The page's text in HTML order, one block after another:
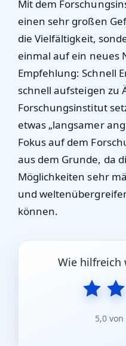
Mit dem
einen sehr großen
die Vielfältigkeit,
einmal auf ein neues
Empfehlung: Schnell
schnell aufsteigen zu
Forschungsinstitut
etwas „langsamer
Fokus auf dem
aus dem Grunde, da
Möglichkeiten sehr
und
können.
Wie hilfreich
5,0 von